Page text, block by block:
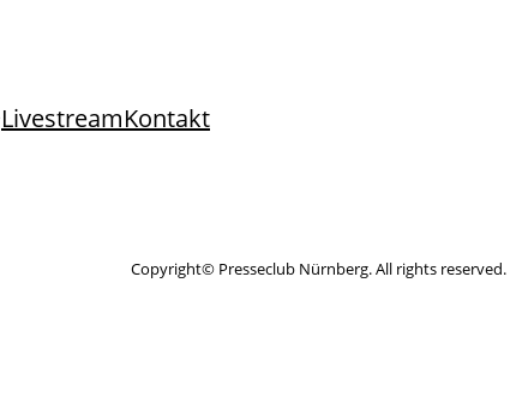
LivestreamKontakt
Copyright© Presseclub Nürnberg. All rights reserved.